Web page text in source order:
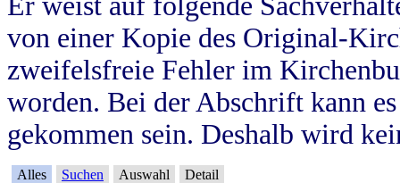
von einer Kopie des Original-
zweifelsfreie Fehler im
worden. Bei der Abschrift kann
gekommen sein. Deshalb wird
Alles Suchen Auswahl Detail